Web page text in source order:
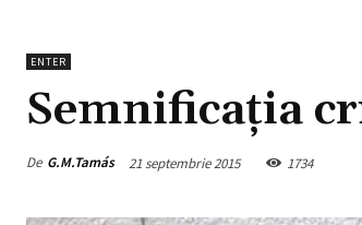
ENTER
Semnificația
De G.M.Tamás 21 septembrie 2015 1734